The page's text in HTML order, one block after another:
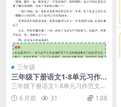
三年级
三年级下册语文1-8单元习作
范文24篇精选（同步课本满分
三年级下册语文1-8单元习作范文集
锦 进入三年级下学期，习作开始从
简单的看图写话...
6 月前 31 1.88